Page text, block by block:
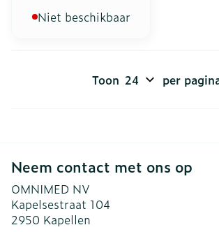
Niet beschikbaar
Toon per
Neem contact met ons op
OMNIMED NV
Kapelsestraat 104
2950 Kapellen